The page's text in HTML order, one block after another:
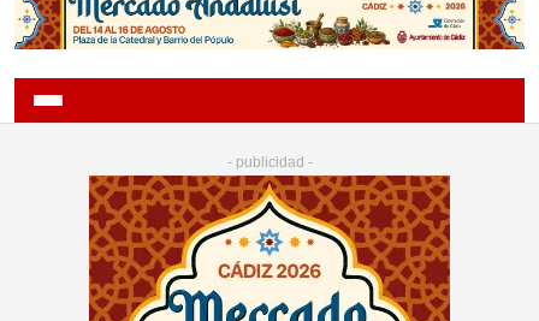
- publicidad -